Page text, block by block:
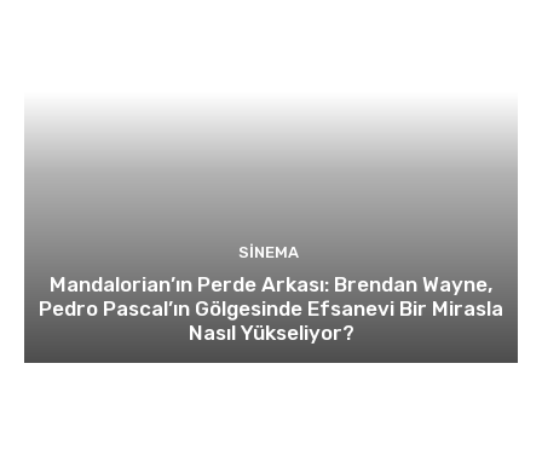
SINEMA
Mandalorian’ın Perde Arkası: Brendan Wayne,
Pedro Pascal’ın Gölgesinde Efsanevi Bir Mirasla
Nasıl Yükseliyor?